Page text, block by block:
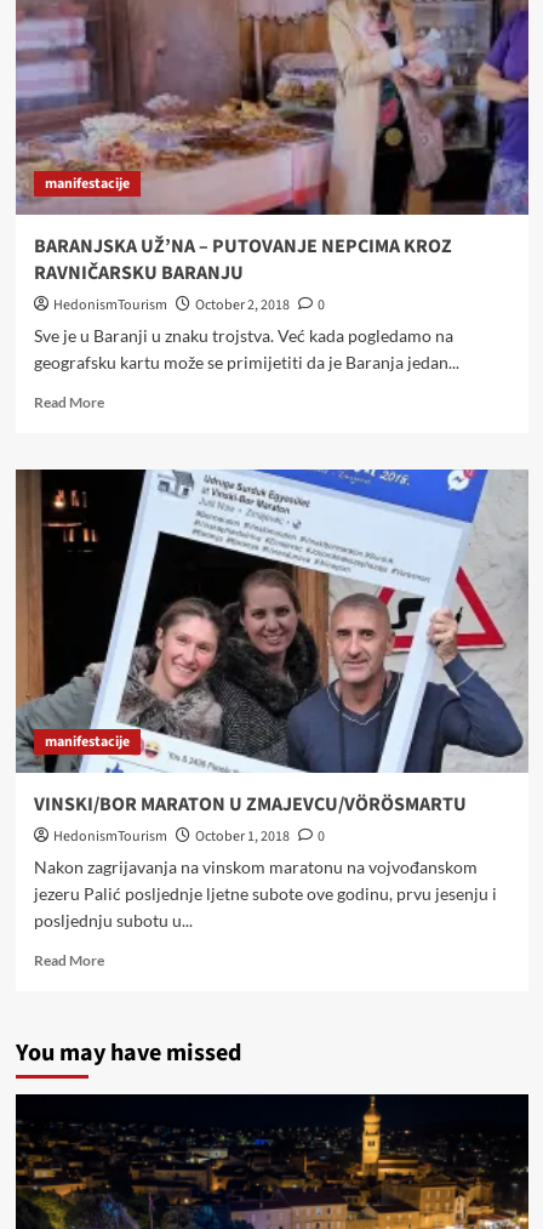
manifestacije
BARANJSKA UŽ’NA – PUTOVANJE NEPCIMA KROZ
RAVNIČARSKU BARANJU
HedonismTourism October 2, 2018
0
Sve je u Baranji u znaku trojstva. Već kada pogledamo na
geografsku kartu može se primijetiti da je Baranja jedan...
Read MoreRead
BARANJSKA
UŽ’NA
PUTOVANJE
NEPCIMA
KROZ
RAVNIČARSKU
BARANJU
manifestacije
VINSKI/BOR MARATON U ZMAJEVCU/VÖRÖSMARTU
HedonismTourism October 1, 2018
0
Nakon zagrijavanja na vinskom maratonu na vojvođanskom
jezeru Palić posljednje ljetne subote ove godinu, prvu jesenju i
posljednju subotu u...
Read MoreRead
MARATON
ZMAJEVCU/VÖRÖSMARTU
You may have missed